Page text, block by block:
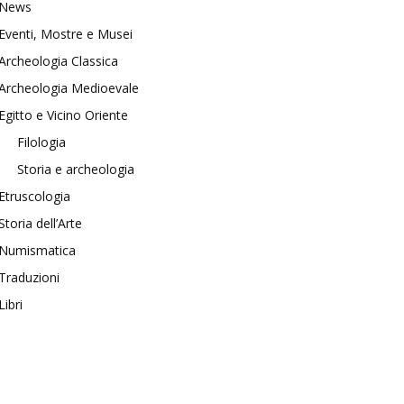
Mostre e Musei
Classica
Medioevale
e Vicino Oriente
Filologia
Storia e archeologia
dell’Arte